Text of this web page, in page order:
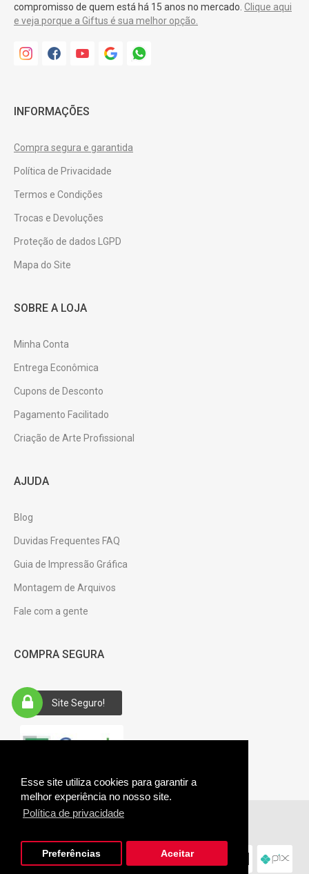
Esse site utiliza cookies para garantir a
melhor experiência no nosso site.
Política de privacidade
Preferências Aceitar
compromisso de quem está há 15 anos no mercado. Clique aqui
e veja porque a Giftus é sua melhor opção.
INFORMAÇÕES
Compra segura e garantida
Política de Privacidade
Termos e Condições
Trocas e Devoluções
Proteção de dados LGPD
Mapa do Site
SOBRE A LOJA
Minha Conta
Entrega Econômica
Cupons de Desconto
Pagamento Facilitado
Criação de Arte Profissional
AJUDA
Blog
Duvidas Frequentes FAQ
Guia de Impressão Gráfica
Montagem de Arquivos
Fale com a gente
COMPRA SEGURA
Site Seguro!
Giftus © 2026. CNPJ: 28.485.361/0001-94.